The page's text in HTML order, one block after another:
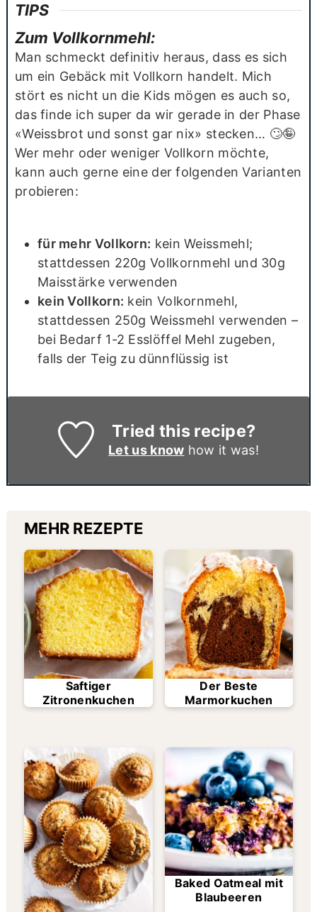
TIPS
Zum Vollkornmehl:
Man schmeckt definitiv heraus, dass es sich
um ein Gebäck mit Vollkorn handelt. Mich
stört es nicht un die Kids mögen es auch so,
das finde ich super da wir gerade in der Phase
«Weissbrot und sonst gar nix» stecken… 🙄🤪
Wer mehr oder weniger Vollkorn möchte,
kann auch gerne eine der folgenden Varianten
probieren:
für mehr Vollkorn: kein Weissmehl;
stattdessen 220g Vollkornmehl und 30g
Maisstärke verwenden
kein Vollkorn: kein Volkornmehl,
stattdessen 250g Weissmehl verwenden –
bei Bedarf 1-2 Esslöffel Mehl zugeben,
falls der Teig zu dünnflüssig ist
Tried this recipe?
Let us know how it was!
MEHR REZEPTE
Saftiger
Zitronenkuchen
Der Beste
Marmorkuchen
Baked Oatmeal mit
Blaubeeren